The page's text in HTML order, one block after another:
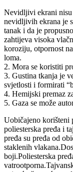
Nevidljivi ekrani
nevidljivih ekrana je
tanak i da je
zahtijeva visoka
koroziju, otpornost
loma.
2. Mora se koristiti
3. Gustina tkanja je
svjetlosti i formirati
4. Hemijski premaz
5. Gaza se može
Uobičajeno korišteni
poliesterska pređa i
pređa su pređa od
staklenih
boji.Poliesterska